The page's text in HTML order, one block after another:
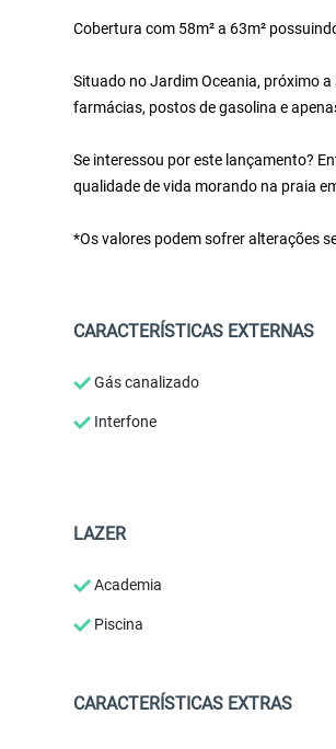
Cobertura com 58m² a 63m²
Situado no Jardim Oceania, próximo
farmácias, postos de gasolina e
Se interessou por este lançamento?
qualidade de vida morando na praia
*Os valores podem sofrer alterações
CARACTERÍSTICAS EXTERNAS
Gás canalizado
Interfone
LAZER
Academia
Piscina
CARACTERÍSTICAS EXTRAS